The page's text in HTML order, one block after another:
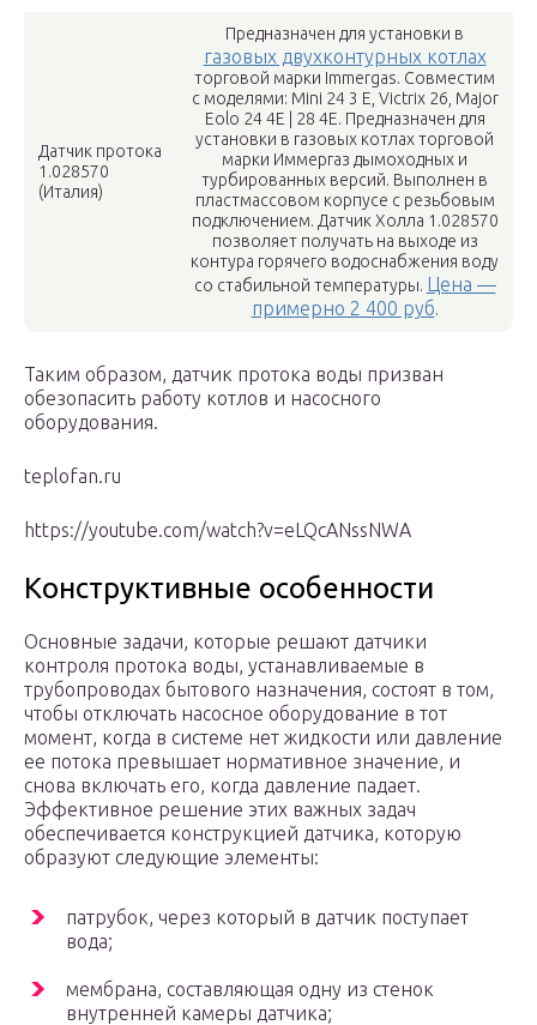
Датчик протока
1.028570
(Италия)
Предназначен для установки в
газовых двухконтурных котлах
торговой марки Immergas. Совместим
с моделями: Mini 24 3 Е, Victrix 26, Major
Eolo 24 4E | 28 4E. Предназначен для
установки в газовых котлах торговой
марки Иммергаз дымоходных и
турбированных версий. Выполнен в
пластмассовом корпусе с резьбовым
подключением. Датчик Холла 1.028570
позволяет получать на выходе из
контура горячего водоснабжения воду
со стабильной температуры. Цена —
примерно 2 400 руб.
Таким образом, датчик протока воды призван
обезопасить работу котлов и насосного
оборудования.
teplofan.ru
https://youtube.com/watch?v=eLQcANssNWA
Конструктивные особенности
Основные задачи, которые решают датчики
контроля протока воды, устанавливаемые в
трубопроводах бытового назначения, состоят в том,
чтобы отключать насосное оборудование в тот
момент, когда в системе нет жидкости или давление
ее потока превышает нормативное значение, и
снова включать его, когда давление падает.
Эффективное решение этих важных задач
обеспечивается конструкцией датчика, которую
образуют следующие элементы:
патрубок, через который в датчик поступает
вода;
мембрана, составляющая одну из стенок
внутренней камеры датчика;